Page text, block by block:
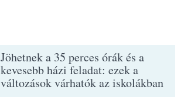
Jöhetnek a 35 perces órák és a
kevesebb házi feladat: ezek a
változások várhatók az iskolákban